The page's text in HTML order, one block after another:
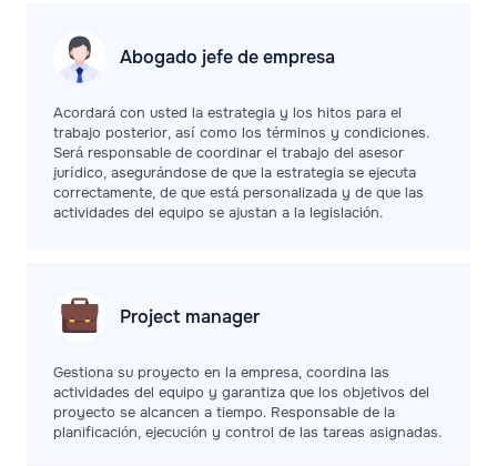
Abogado jefe deempresa
Acordará con usted la estrategia y los hitos para el
trabajo posterior, así como los términos y condiciones.
Será responsable de coordinar el trabajo del asesor
jurídico, asegurándose de que la estrategia se ejecuta
correctamente, de que está personalizada y de que las
actividades del equipo se ajustan a la legislación.
Project manager
Gestiona su proyecto en la empresa, coordina las
actividades del equipo y garantiza que los objetivos del
proyecto se alcancen a tiempo. Responsable de la
planificación, ejecución y control de las tareas asignadas.